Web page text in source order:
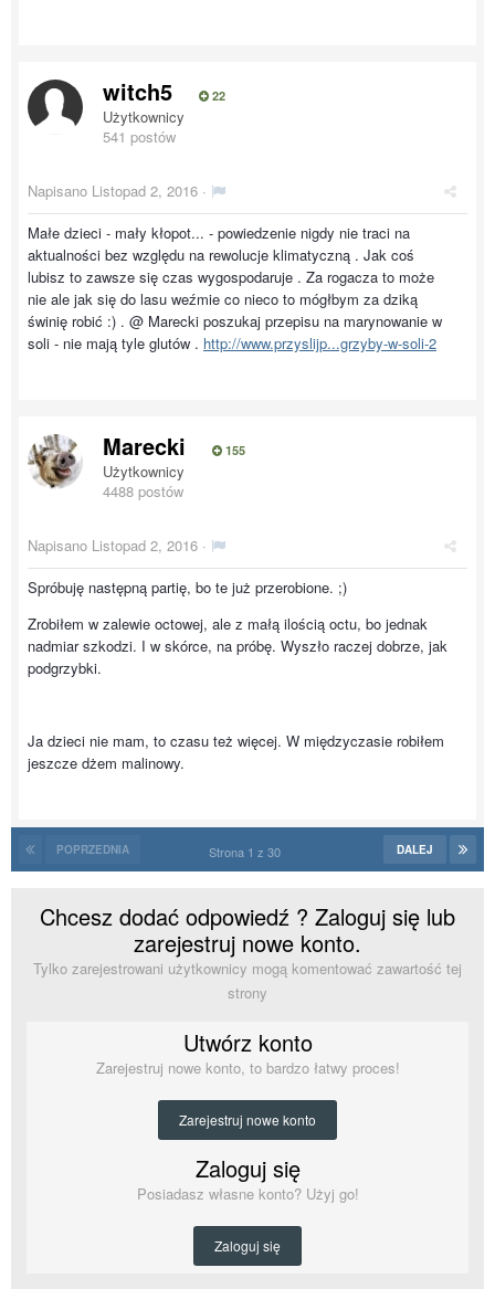
witch5 22
Użytkownicy
541 postów
Napisano Listopad 2, 2016 ·
Małe dzieci - mały kłopot... - powiedzenie nigdy nie traci na
aktualności bez względu na rewolucje klimatyczną . Jak coś
lubisz to zawsze się czas wygospodaruje . Za rogacza to może
nie ale jak się do lasu weźmie co nieco to mógłbym za dziką
świnię robić :) . @ Marecki poszukaj przepisu na marynowanie w
soli - nie mają tyle glutów . http://www.przyslijp...grzyby-w-soli-2
Marecki 155
Użytkownicy
4488 postów
Napisano Listopad 2, 2016 ·
Spróbuję następną partię, bo te już przerobione. ;)
Zrobiłem w zalewie octowej, ale z małą ilością octu, bo jednak
nadmiar szkodzi. I w skórce, na próbę. Wyszło raczej dobrze, jak
podgrzybki.
Ja dzieci nie mam, to czasu też więcej. W międzyczasie robiłem
jeszcze dżem malinowy.
POPRZEDNIA DALEJ
Strona 1 z 30
Chcesz dodać odpowiedź ? Zaloguj się lub
zarejestruj nowe konto.
Tylko zarejestrowani użytkownicy mogą komentować zawartość tej
strony
Utwórz konto
Zarejestruj nowe konto, to bardzo łatwy proces!
Zarejestruj nowe konto
Zaloguj się
Posiadasz własne konto? Użyj go!
Zaloguj się